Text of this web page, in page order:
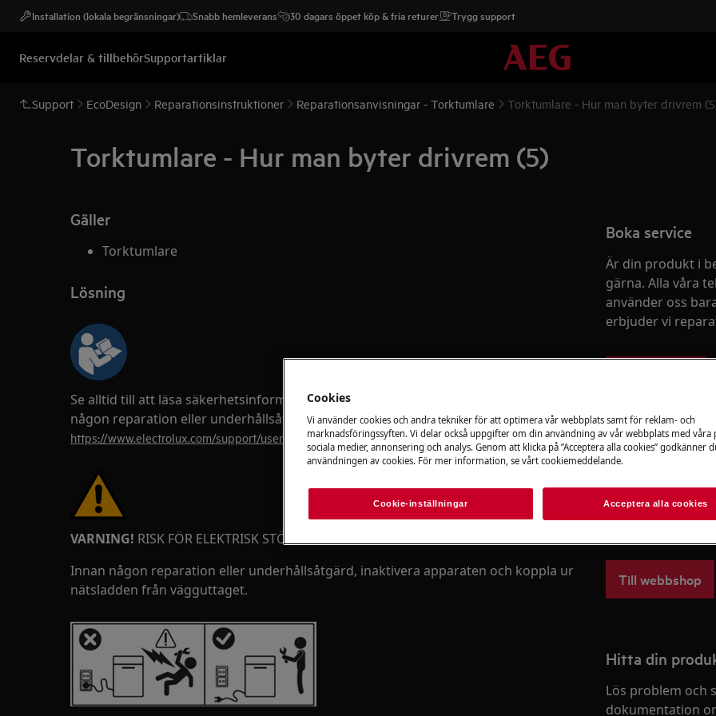
Installation (lokala begränsningar) Snabb hemleverans 30 dagars öppet köp & fria returer Trygg support
Reservdelar & tillbehörSupportartiklar
Support EcoDesign Reparationsinstruktioner Reparationsanvisningar - Torktumlare Torktumlare - Hur man byter drivrem
Torktumlare - Hur man byter drivrem (5)
Gäller
Torktumlare
Lösning
Se alltid till att läsa säkerhetsinformationen i produktens användarhandbok innan
någon reparation eller underhållsåtgärd utförs.
https://www.electrolux.com/support/user-manuals/
VARNING! RISK FÖR ELEKTRISK STÖT
Innan någon reparation eller underhållsåtgärd, inaktivera apparaten och koppla ur
nätsladden från vägguttaget.
Boka service
Är din produkt i
gärna. Alla våra
använder oss
erbjuder vi
Reservdelar &
Beställ
produkt från aeg
snabbt och billigt.
Till webbshop
Hitta din
Lös problem och
dokumentation
Cookies
Vi använder cookies och andra tekniker för att optimera vår webbplats samt för reklam- och
marknadsföringssyften. Vi delar också uppgifter om din användning av vår webbplats med våra
sociala medier, annonsering och analys. Genom att klicka på ”Acceptera alla cookies” godkänner
användningen av cookies. För mer information, se vårt cookiemeddelande.
Cookie-inställningar Acceptera alla cookies